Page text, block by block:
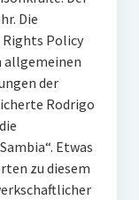
Die
Rights Policy
allgemeinen
der
Rodrigo
Etwas
zu diesem